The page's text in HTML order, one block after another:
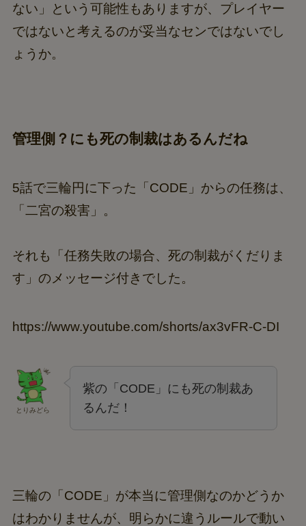
ない」という可能性もありますが、プレイヤー
ではないと考えるのが妥当なセンではないでし
ょうか。
管理側？にも死の制裁はあるんだね
5話で三輪円に下った「CODE」からの任務は、
「二宮の殺害」。
それも「任務失敗の場合、死の制裁がくだりま
す」のメッセージ付きでした。
https://www.youtube.com/shorts/ax3vFR-C-DI
とりみどら
紫の「CODE」にも死の制裁あ
るんだ！
三輪の「CODE」が本当に管理側なのかどうか
はわかりませんが、明らかに違うルールで動い